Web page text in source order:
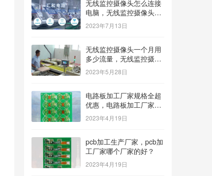
无线监控摄像头怎么连接
电脑，无线监控摄像头怎
么连接电脑显示器？
2023年7月13日
无线监控摄像头一个月用
多少流量，无线监控摄像
头一个月用多少流量多少
钱？
2023年5月28日
电路板加工厂家规格全超
优惠，电路板加工厂家哪
家价格低？
2023年4月19日
pcb加工生产厂家，pcb加
工厂家哪个厂家的好？
2023年4月19日